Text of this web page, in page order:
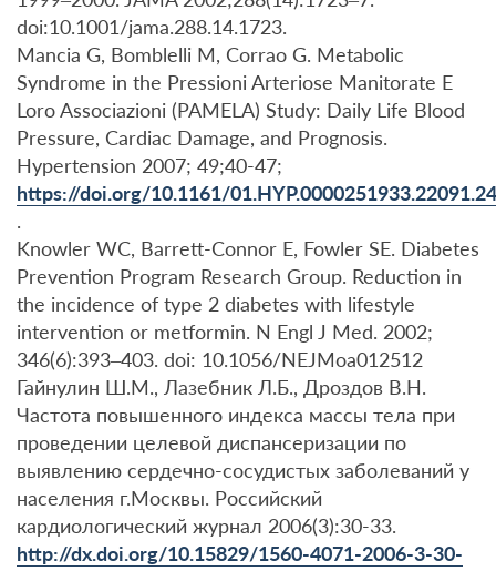
doi:10.1001/jama.288.14.1723.
Mancia G, Bomblelli M, Corrao G. Metabolic
Syndrome in the Pressioni Arteriose Manitorate E
Loro Associazioni (PAMELA) Study: Daily Life Blood
Pressure, Cardiac Damage, and Prognosis.
Hypertension 2007; 49;40-47;
https://doi.org/10.1161/01.HYP.0000251933.22091.24
.
Knowler WC, Barrett-Connor E, Fowler SE. Diabetes
Prevention Program Research Group. Reduction in
the incidence of type 2 diabetes with lifestyle
intervention or metformin. N Engl J Med. 2002;
346(6):393–403. doi: 10.1056/NEJMoa012512
Гайнулин Ш.М., Лазебник Л.Б., Дроздов В.Н.
Частота повышенного индекса массы тела при
проведении целевой диспансеризации по
выявлению сердечно-сосудистых заболеваний у
населения г.Москвы. Российский
кардиологический журнал 2006(3):30-33.
http://dx.doi.org/10.15829/1560-4071-2006-3-30-